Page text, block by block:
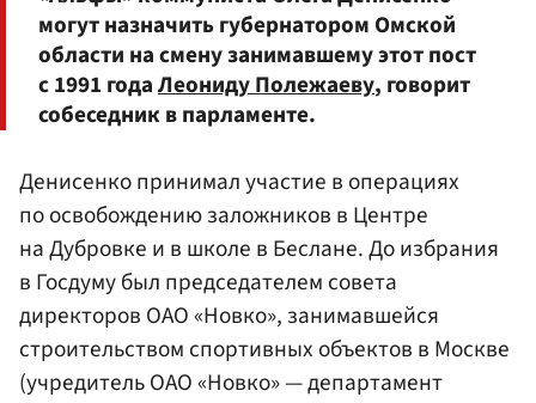
могут назначить губернатором Омской
области на смену занимавшему этот пост
с 1991 годаЛеониду Полежаеву, говорит
собеседник в парламенте.
Денисенко принимал участие в операциях
по освобождению заложников в Центре
на Дубровке и в школе в Беслане. До избрания
в Госдуму был председателем совета
директоров ОАО «Новко», занимавшейся
строительством спортивных объектов в Москве
(учредитель ОАО «Новко» — департамент